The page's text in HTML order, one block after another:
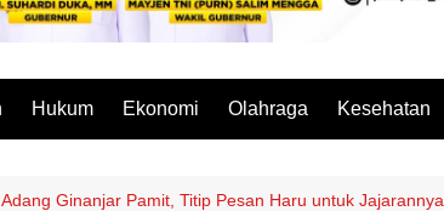
Hukum Ekonomi Olahraga Kesehatan
Ginanjar Pamit, Titip Pesan Haru untuk Jajarannya